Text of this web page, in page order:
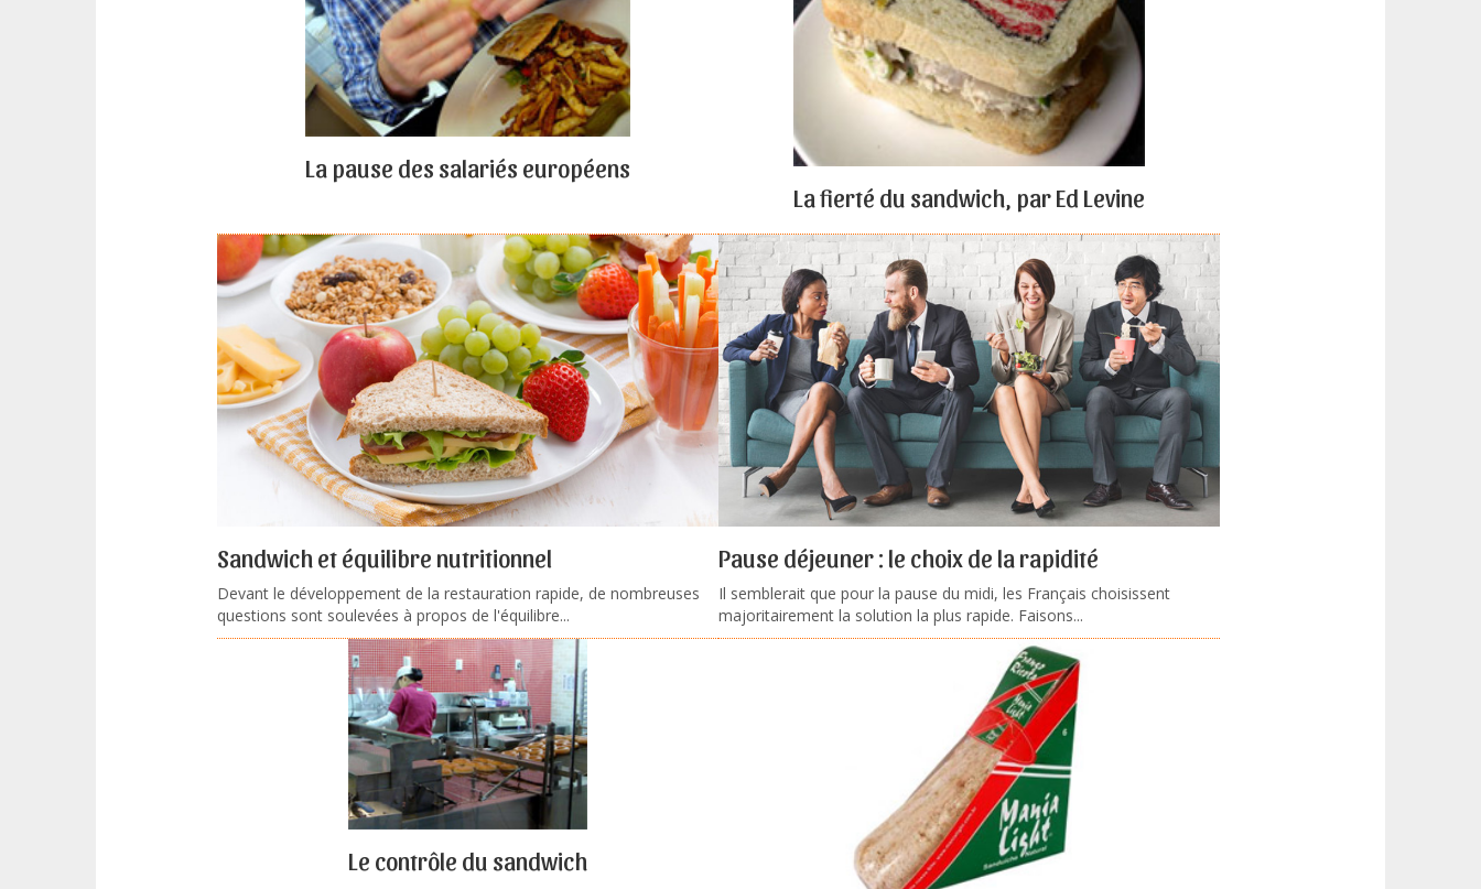
La pause des salariés européens
La fierté du sandwich, par Ed Levine
Sandwich et équilibre nutritionnel
Devant le développement de la restauration rapide, de nombreuses
questions sont soulevées à propos de l'équilibre...
Pause déjeuner : le choix de la rapidité
Il semblerait que pour la pause du midi, les Français choisissent
majoritairement la solution la plus rapide. Faisons...
Le contrôle du sandwich